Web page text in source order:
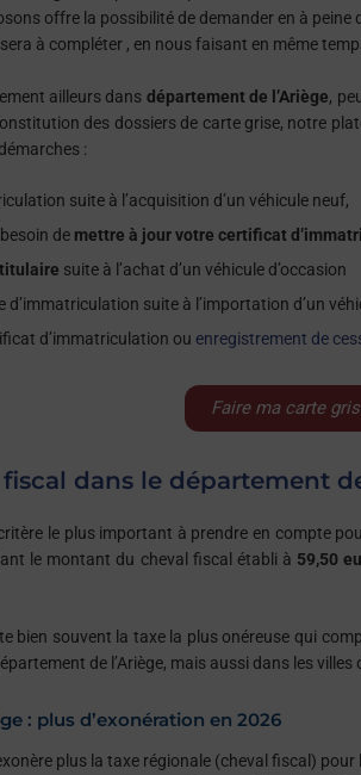
offre la possibilité de demander en à
sera à compléter , en nous faisant en même
ailleurs dans département de l’Ariège,
des dossiers de carte grise, notre
:
suite à l’acquisition d’un véhicule neuf,
de mettre à jour votre certificat
suite à l’achat d’un véhicule d’occasion
suite à l’importation d’un
d’immatriculation ou enregistrement de
Faire ma carte
dans le département
le plus important à prendre en compte
le montant du cheval fiscal établi à 59,50
bien souvent la taxe la plus onéreuse qui
de l’Ariège, mais aussi dans les
: plus d’exonération en 2026
plus la taxe régionale (cheval fiscal)